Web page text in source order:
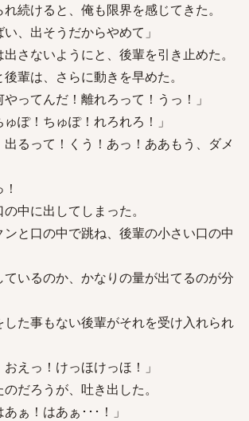
続けると、俺も限界を感じてきた。
、出そうだからやめて」
さないようにと、後輩を引き止めた。
輩は、さらに動きを早めた。
ってんだ！離れろって！うっ！」
ぽ！ちゅぽ！れろれろ！」
るって！くう！あっ！ああもう、ダメ
中に出してしまった。
と口の中で跳ね、後輩の小さい口の中
ているのか、かなりの量が出てるのが分
した事もない後輩がそれを受け入れられ
えっ！けっほけっほ！」
だろうが、吐き出した。
ぁ！はあぁ･･･！」